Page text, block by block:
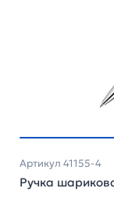
Артикул 41155-4
Ручка